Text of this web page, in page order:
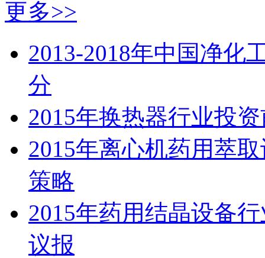
更多>>
2013-2018年中国净化
分
2015年换热器行业投
2015年离心机药用萃
策略
2015年药用结晶设备
议报